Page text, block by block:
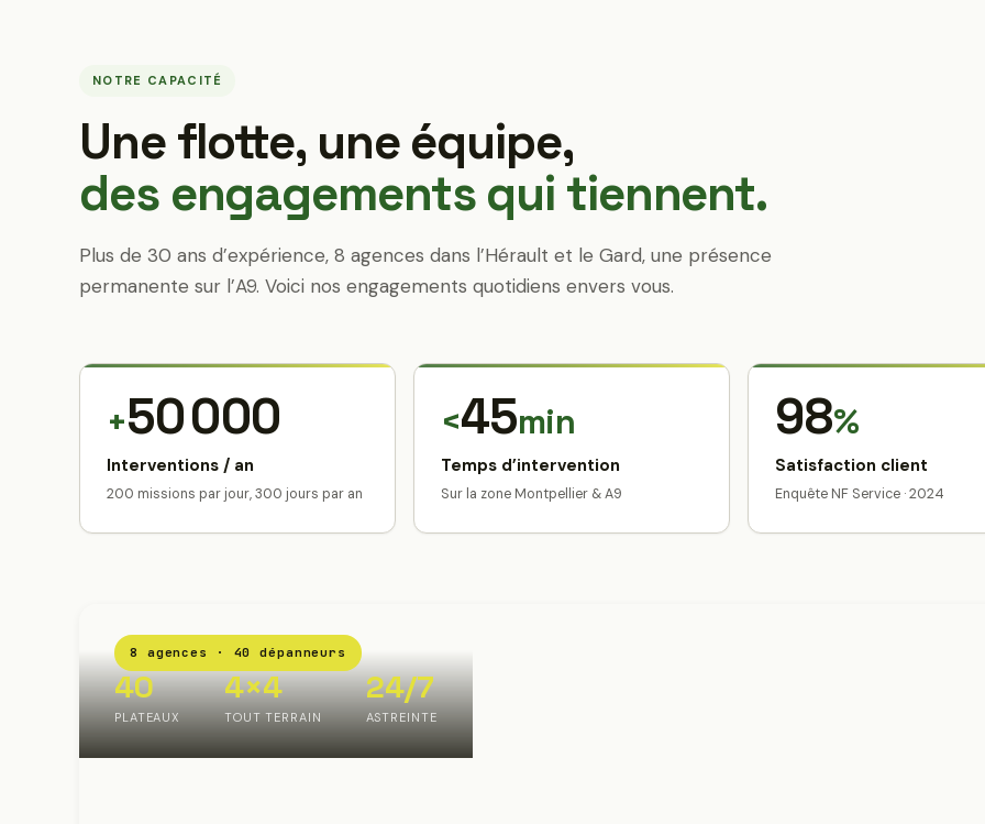
NOTRE CAPACITÉ
Une flotte, une équipe,
des engagements qui tiennent.
Plus de 30 ans d’expérience, 8 agences dans l’Hérault et le Gard, une présence
permanente sur l’A9. Voici nos engagements quotidiens envers vous.
+50 000
Interventions / an
200 missions par jour, 300 jours par an
<45min
Temps d’intervention
Sur la zone Montpellier & A9
98%
Satisfaction client
Enquête NF Service · 2024
8 agences · 40 dépanneurs
40
PLATEAUX
4×4
TOUT TERRAIN
24/7
ASTREINTE